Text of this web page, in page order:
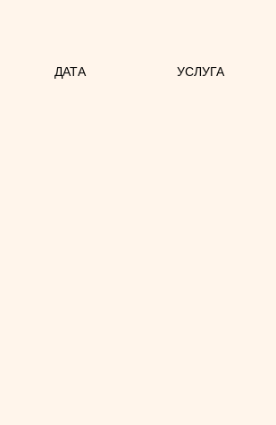
ДАТА УСЛУГА